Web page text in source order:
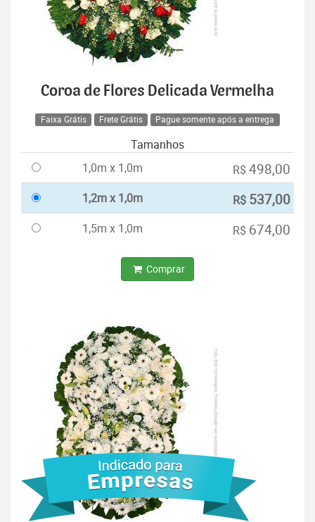
Coroa de Flores Delicada Vermelha
Faixa Grátis Frete Grátis Pague somente após a entrega
Tamanhos
1,0m x 1,0m
R$ 498,00
1,2m x 1,0m R$ 537,00
1,5m x 1,0m R$ 674,00
Comprar